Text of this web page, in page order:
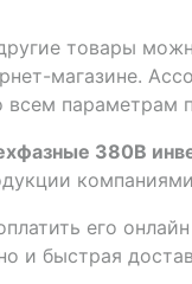
товары
магазине.
всем параметрам
380В
его
и быстрая